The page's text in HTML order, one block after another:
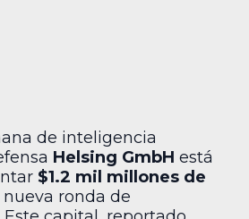
de inteligencia
Helsing GmbH está
$1.2 mil millones de
ronda de